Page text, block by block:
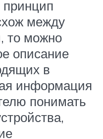
принцип
между
то можно
описание
в
информация
понимать